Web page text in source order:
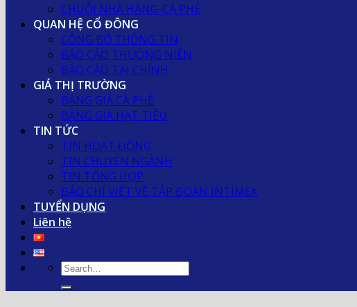
CHUỖI NHÀ HÀNG-CÀ PHÊ
QUAN HỆ CỔ ĐÔNG
CÔNG BỐ THÔNG TIN
BÁO CÁO THƯỜNG NIÊN
BÁO CÁO TÀI CHÍNH
GIÁ THỊ TRƯỜNG
BẢNG GIÁ CÀ PHÊ
BẢNG GIÁ HẠT TIÊU
TIN TỨC
TIN HOẠT ĐỘNG
TIN CHUYÊN NGÀNH
TIN TỔNG HỢP
BÁO CHÍ VIẾT VỀ TẬP ĐOÀN INTIMEX
TUYỂN DỤNG
Liên hệ